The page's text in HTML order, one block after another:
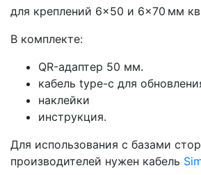
для креплений 6×50 и 6×70 мм
В комплекте:
QR-адаптер 50 мм.
кабель type-c для
наклейки
инструкция.
Для использования с базами
производителей нужен кабель